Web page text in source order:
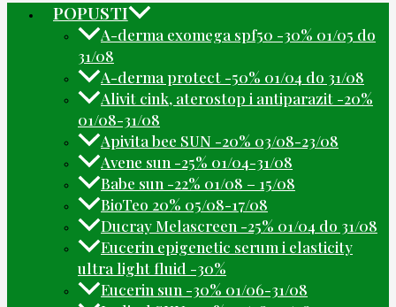
POPUSTI
A-derma exomega spf50 -30% 01/05 do
31/08
A-derma protect -50% 01/04 do 31/08
Alivit cink, aterostop i antiparazit -20%
01/08-31/08
Apivita bee SUN -20% 03/08-23/08
Avene sun -25% 01/04-31/08
Babe sun -22% 01/08 – 15/08
BioTeo 20% 05/08-17/08
Ducray Melascreen -25% 01/04 do 31/08
Eucerin epigenetic serum i elasticity
ultra light fluid -30%
Eucerin sun -30% 01/06-31/08